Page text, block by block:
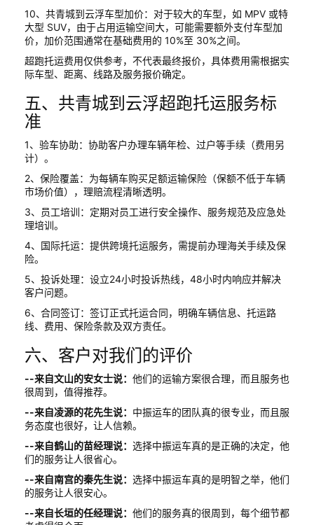
10、共青城到云浮车型加价：对于较大的车型，如 MPV 或特
大型 SUV，由于占用运输空间大，可能需要额外支付车型加
价，加价范围通常在基础费用的 10%至 30%之间。
超跑托运费用仅供参考，不代表最终报价，具体费用需根据实
际车型、距离、线路及服务报价确定。
五、共青城到云浮超跑托运服务标
准
1、验车协助：协助客户办理车辆年检、过户等手续（费用另
计）。
2、保险覆盖：为每辆车购买足额运输保险（保额不低于车辆
市场价值），理赔流程清晰透明。
3、员工培训：定期对员工进行安全操作、服务规范及应急处
理培训。
4、国际托运：提供跨境托运服务，需提前办理海关手续及保
险。
5、投诉处理：设立24小时投诉热线，48小时内响应并解决
客户问题。
6、合同签订：签订正式托运合同，明确车辆信息、托运路
线、费用、保险条款及双方责任。
六、客户对我们的评价
--来自文山的安女士说： 他们的运输方案很合理，而且服务也
很周到，值得推荐。
--来自凌源的花先生说： 中振运车的团队真的很专业，而且服
务态度也很好，让人信赖。
--来自鹤山的苗经理说： 选择中振运车真的是正确的决定，他
们的服务让人很省心。
--来自南宫的秦先生说： 选择中振运车真的是明智之举，他们
的服务让人很安心。
--来自长垣的任经理说： 他们的服务真的很周到，每个细节都